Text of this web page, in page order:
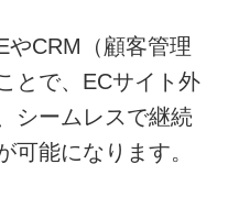
やCRM（顧客管理
とで、ECサイト外
シームレスで継続
可能になります。